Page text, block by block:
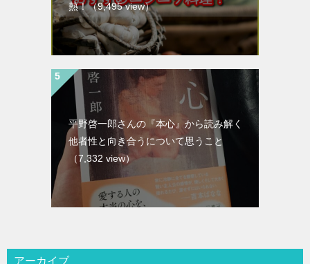
熱！（9,495 view）
平野啓一郎さんの『本心』から読み解く
他者性と向き合うについて思うこと
（7,332 view）
アーカイブ